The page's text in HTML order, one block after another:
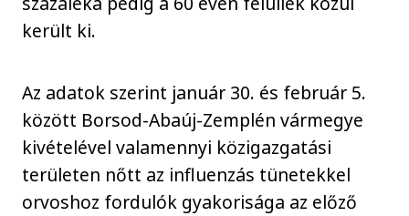
került ki.
Az adatok szerint január 30. és február 5.
között Borsod-Abaúj-Zemplén vármegye
kivételével valamennyi közigazgatási
területen nőtt az influenzás tünetekkel
orvoshoz fordulók gyakorisága az előző